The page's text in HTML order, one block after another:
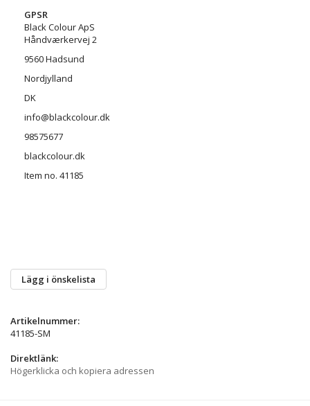
GPSR
Black Colour ApS
Håndværkervej 2
9560 Hadsund
Nordjylland
DK
info@blackcolour.dk
98575677
blackcolour.dk
Item no. 41185
Lägg i önskelista
Artikelnummer:
41185-SM
Direktlänk:
Högerklicka och kopiera adressen